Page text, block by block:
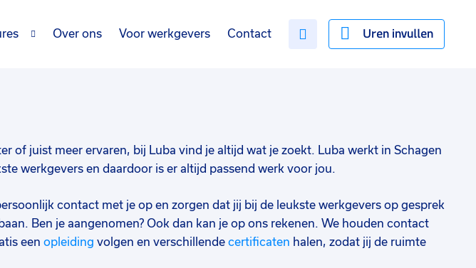
Uren invullen
Over ons Voor werkgevers Contact
of juist meer ervaren, bij Luba vind je altijd wat je zoekt. Luba werkt in Schagen
werkgevers en daardoor is er altijd passend werk voor jou.
contact met je op en zorgen dat jij bij de leukste werkgevers op gesprek
Ben je aangenomen? Ook dan kan je op ons rekenen. We houden contact
een opleiding volgen en verschillende certificaten halen, zodat jij de ruimte